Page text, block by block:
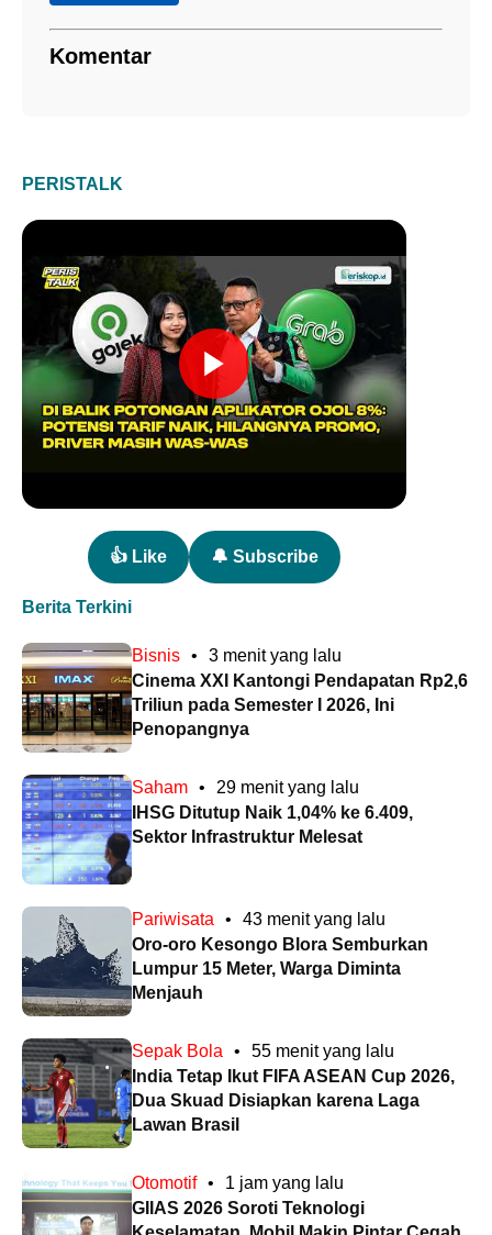
Komentar
PERISTALK
👍 Like 🔔 Subscribe
Berita Terkini
Bisnis •
3 menit yang lalu
Cinema XXI Kantongi Pendapatan Rp2,6
Triliun pada Semester I 2026, Ini
Penopangnya
Saham •
29 menit yang lalu
IHSG Ditutup Naik 1,04% ke 6.409,
Sektor Infrastruktur Melesat
Pariwisata •
43 menit yang lalu
Oro-oro Kesongo Blora Semburkan
Lumpur 15 Meter, Warga Diminta
Menjauh
Sepak Bola •
55 menit yang lalu
India Tetap Ikut FIFA ASEAN Cup 2026,
Dua Skuad Disiapkan karena Laga
Lawan Brasil
Otomotif •
1 jam yang lalu
GIIAS 2026 Soroti Teknologi